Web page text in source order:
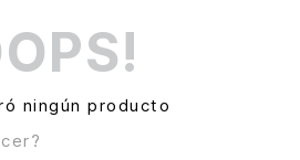
ningún producto